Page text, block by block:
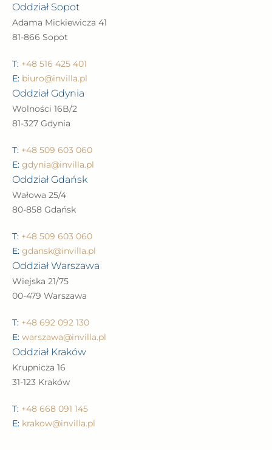
Oddział Sopot
Adama Mickiewicza 41
81-866 Sopot
T: +48 516 425 401
E: biuro@invilla.pl
Oddział Gdynia
Wolności 16B/2
81-327 Gdynia
T: +48 509 603 060
E: gdynia@invilla.pl
Oddział Gdańsk
Wałowa 25/4
80-858 Gdańsk
T: +48 509 603 060
E: gdansk@invilla.pl
Oddział Warszawa
Wiejska 21/75
00-479 Warszawa
T: +48 692 092 130
E: warszawa@invilla.pl
Oddział Kraków
Krupnicza 16
31-123 Kraków
T: +48 668 091 145
E: krakow@invilla.pl